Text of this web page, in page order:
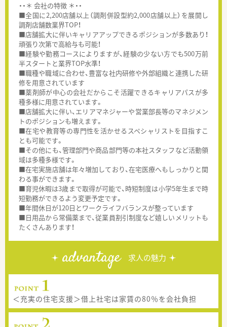
・・＊ 会社の特徴 ＊・・
■全国に2,200店舗以上（調剤併設型約2,000店舗以上）を展開し
調剤店舗数業界TOP！
■店舗拡大に伴いキャリアアップできるポジションが多数あり！
頑張り次第で高給与も可能！
■経験や勤務コースによりますが、経験の少ない方でも500万前
半スタートと業界TOP水準！
■職種や職域に合わせ、豊富な社内研修や外部組織と連携した研
修を用意されています
■薬剤師が中心の会社だからこそ活躍できるキャリアパスが多
種多様に用意されています。
■店舗拡大に伴い、エリアマネジャーや営業部長等のマネジメン
トのポジションも増えます。
■在宅や教育等の専門性を活かせるスペシャリストを目指すこ
とも可能です。
■その他にも、管理部門や商品部門等の本社スタッフなど活動領
域は多種多様です。
■在宅実施店舗は年々増加しており、在宅医療へもしっかりと関
わる事ができます。
■育児休暇は3歳まで取得が可能で、時短制度は小学5年生まで時
短勤務ができるよう変更予定です。
■年間休日が120日とワークライフバランスが整っています
■日用品から常備薬まで、従業員割引制度など嬉しいメリットも
たくさんあります！
advantage 求人の魅力
＜充実の住宅支援＞借上社宅は家賃の80％を会社負担